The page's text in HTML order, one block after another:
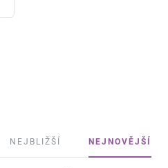
NEJBLIŽŠÍ NEJNOVĚJŠÍ